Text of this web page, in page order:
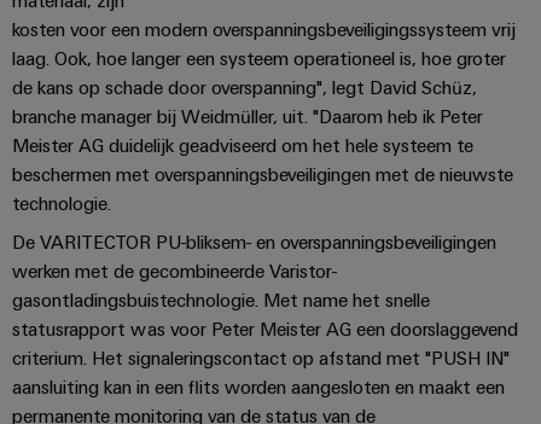
de
procesindustrie
Photovoltaics
energie
benutten
voor
efficiënt
van
hulpbronnen
Scheepsbouw
Uitgebreide
verbindingsoplossingen
voor
de
easyConnect
Power
Plant
Controller
van
apparaten
PCB-
connectoren
en
I/O-
systemen
Industrial
Ethernet
Touchpanels
Engineering-
en
visualisatietools
Energiemeting
Weidmüller
EDI-
interface
BEZOEK
OVERZICHT
beurzen
Wereldwijde
beurzen
en
evenementen
Intersolar
kosten voor een modern overspanningsbeveiligingssysteem vrij
laag. Ook, hoe langer een systeem operationeel is, hoe groter
de kans op schade door overspanning", legt David Schüz,
branche manager bij Weidmüller, uit. "Daarom heb ik Peter
Meister AG duidelijk geadviseerd om het hele systeem te
beschermen met overspanningsbeveiligingen met de nieuwste
technologie.
De VARITECTOR PU-bliksem- en overspanningsbeveiligingen
werken met de gecombineerde Varistor-
gasontladingsbuistechnologie. Met name het snelle
statusrapport was voor Peter Meister AG een doorslaggevend
criterium. Het signaleringscontact op afstand met "PUSH IN"
aansluiting kan in een flits worden aangesloten en maakt een
permanente monitoring van de status van de